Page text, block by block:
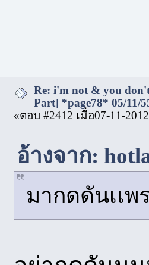
Re: i'm not & you
Part] *page78* 05/11/
«ตอบ #2412 เมื่อ07-11-
อ้างจาก:
มากดดันเเพ